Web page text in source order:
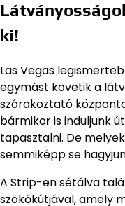
ki!
Las Vegas
egymást követik a
szórakoztató
bármikor is induljunk
tapasztalni. De
semmiképp se
A Strip-en sétálva
szökőkútjával, amely